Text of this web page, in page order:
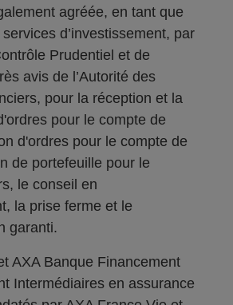
agréée, en tant que
d’investissement, par
Prudentiel et de
avis de l’Autorité des
pour la réception et la
pour le compte de
d'ordres pour le compte de
de portefeuille pour le
le conseil en
la prise ferme et le
garanti.
AXA Banque Financement
Intermédiaires en assurance